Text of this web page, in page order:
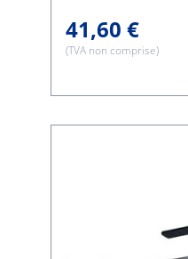
41,60 €
(TVA non comprise)